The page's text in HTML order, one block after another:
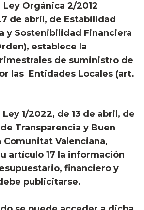
Orgánica 2/2012
de abril, de Estabilidad
y Sostenibilidad Financiera
establece la
de suministro de
las Entidades Locales (art.
1/2022, de 13 de abril, de
Transparencia y Buen
Comunitat Valenciana,
artículo 17 la información
financiero y
publicitarse.